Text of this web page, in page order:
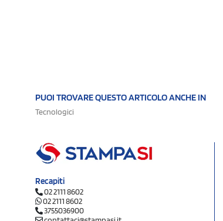
PUOI TROVARE QUESTO ARTICOLO ANCHE IN
Tecnologici
Recapiti
02 2111 8602
02 2111 8602
3755036900